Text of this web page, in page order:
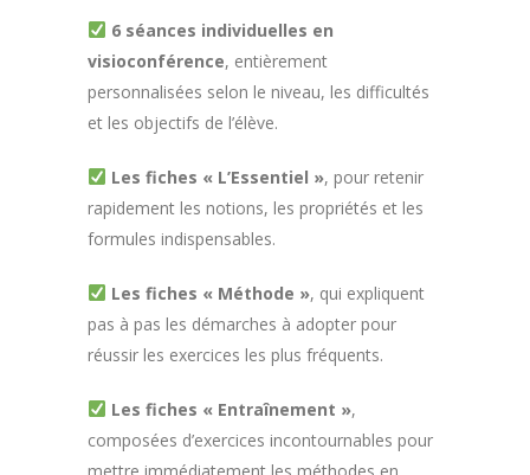
6 séances individuelles en
visioconférence, entièrement
personnalisées selon le niveau, les difficultés
et les objectifs de l’élève.
Les fiches « L’Essentiel », pour retenir
rapidement les notions, les propriétés et les
formules indispensables.
Les fiches « Méthode », qui expliquent
pas à pas les démarches à adopter pour
réussir les exercices les plus fréquents.
Les fiches « Entraînement »,
composées d’exercices incontournables pour